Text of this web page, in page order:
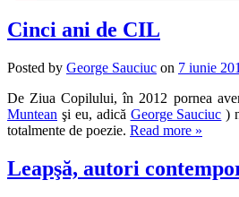
Cinci ani de CIL
Posted by George Sauciuc on 7 iunie
De Ziua Copilului, în 2012 pornea
Muntean şi eu, adică George Sauciuc )
totalmente de poezie. Read more »
Leapşă, autori